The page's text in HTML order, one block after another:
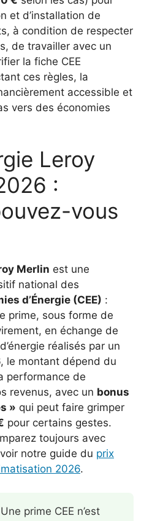
et d’installation de
à condition de respecter
de travailler avec un
la fiche CEE
ces règles, la
accessible et
vers des économies
Leroy
:
vous
Merlin est une
national des
d’Énergie (CEE) :
prime, sous forme de
en échange de
réalisés par un
le montant dépend du
performance de
revenus, avec un bonus
» qui peut faire grimper
pour certains gestes.
toujours avec
notre guide du prix
2026.
Une prime CEE n’est